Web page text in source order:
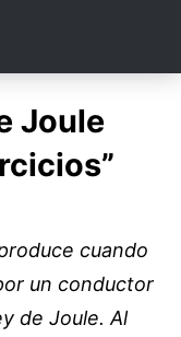
Joule
cuando
un conductor
de Joule. Al